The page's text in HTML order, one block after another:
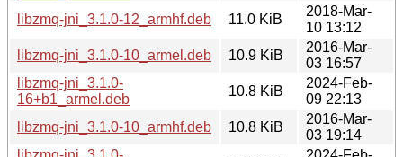
libzmq-jni_3.1.0-12_armhf.deb
11.0 KiB
2018-Mar-
10 13:12
libzmq-jni_3.1.0-10_armel.deb
10.9 KiB
2016-Mar-
03 16:57
libzmq-jni_3.1.0-
16+b1_armel.deb
10.8 KiB
2024-Feb-
09 22:13
libzmq-jni_3.1.0-10_armhf.deb
10.8 KiB
2016-Mar-
03 19:14